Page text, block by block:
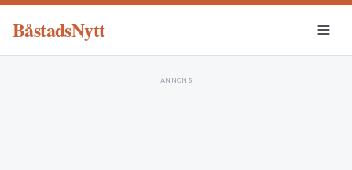
BåstadsNytt
ANNONS